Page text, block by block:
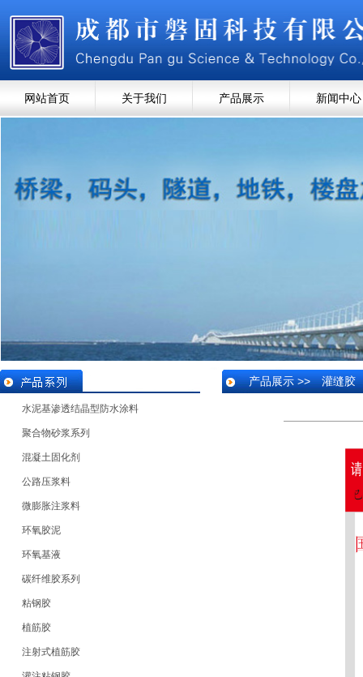
网站首页 关于我们 产品展示 新闻中心
水泥基渗透结晶型防水涂料
聚合物砂浆系列
混凝土固化剂
公路压浆料
微膨胀注浆料
环氧胶泥
环氧基液
碳纤维胶系列
粘钢胶
植筋胶
注射式植筋胶
产品展示 >> 灌缝胶